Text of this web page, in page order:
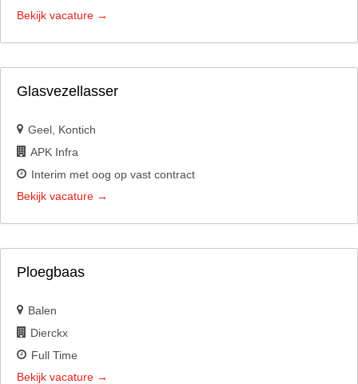
Bekijk vacature
Glasvezellasser
Geel Kontich
APK Infra
Interim met oog op vast contract
Bekijk vacature
Ploegbaas
Balen
Dierckx
Full Time
Bekijk vacature